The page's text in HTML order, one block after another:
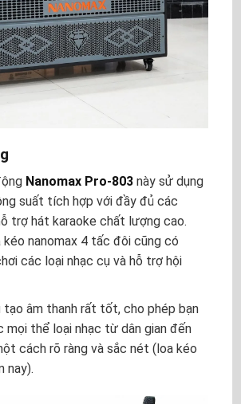
Nanomax Pro-803này sử dụng
suất tích hợp với đầy đủ các
trợ hát karaoke chất lượng cao.
kéo nanomax 4 tấc đôi cũng có
các loại nhạc cụ và hỗ trợ hội
tạo âm thanh rất tốt, cho phép bạn
thể loại nhạc từ dân gian đến
cách rõ ràng và sắc nét (loa kéo
nay).